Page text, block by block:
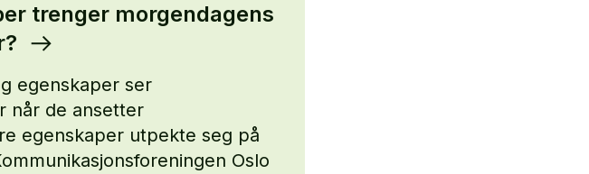
trenger morgendagens
egenskaper ser
når de ansetter
egenskaper utpekte seg på
Oslo